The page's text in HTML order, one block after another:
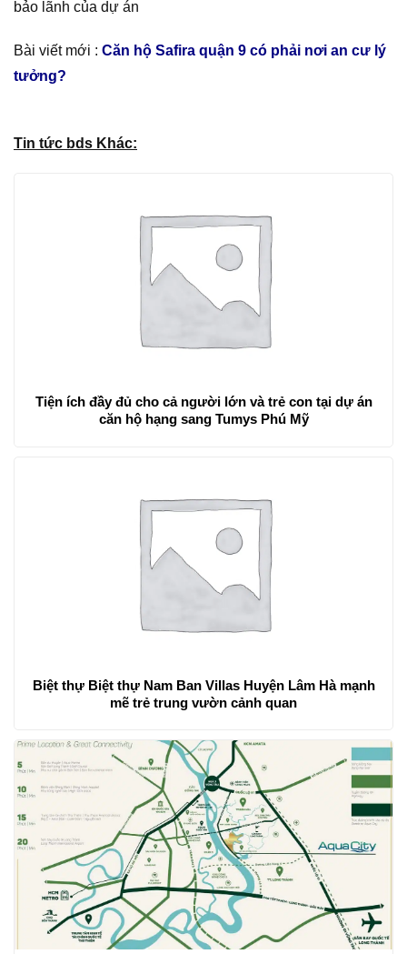
bảo lãnh của dự án
Bài viết mới : Căn hộ Safira quận 9 có phải nơi an cư lý
tưởng?
Tin tức bds Khác:
Tiện ích đầy đủ cho cả người lớn và trẻ con tại dự án
căn hộ hạng sang Tumys Phú Mỹ
Biệt thự Biệt thự Nam Ban Villas Huyện Lâm Hà mạnh
mẽ trẻ trung vườn cảnh quan